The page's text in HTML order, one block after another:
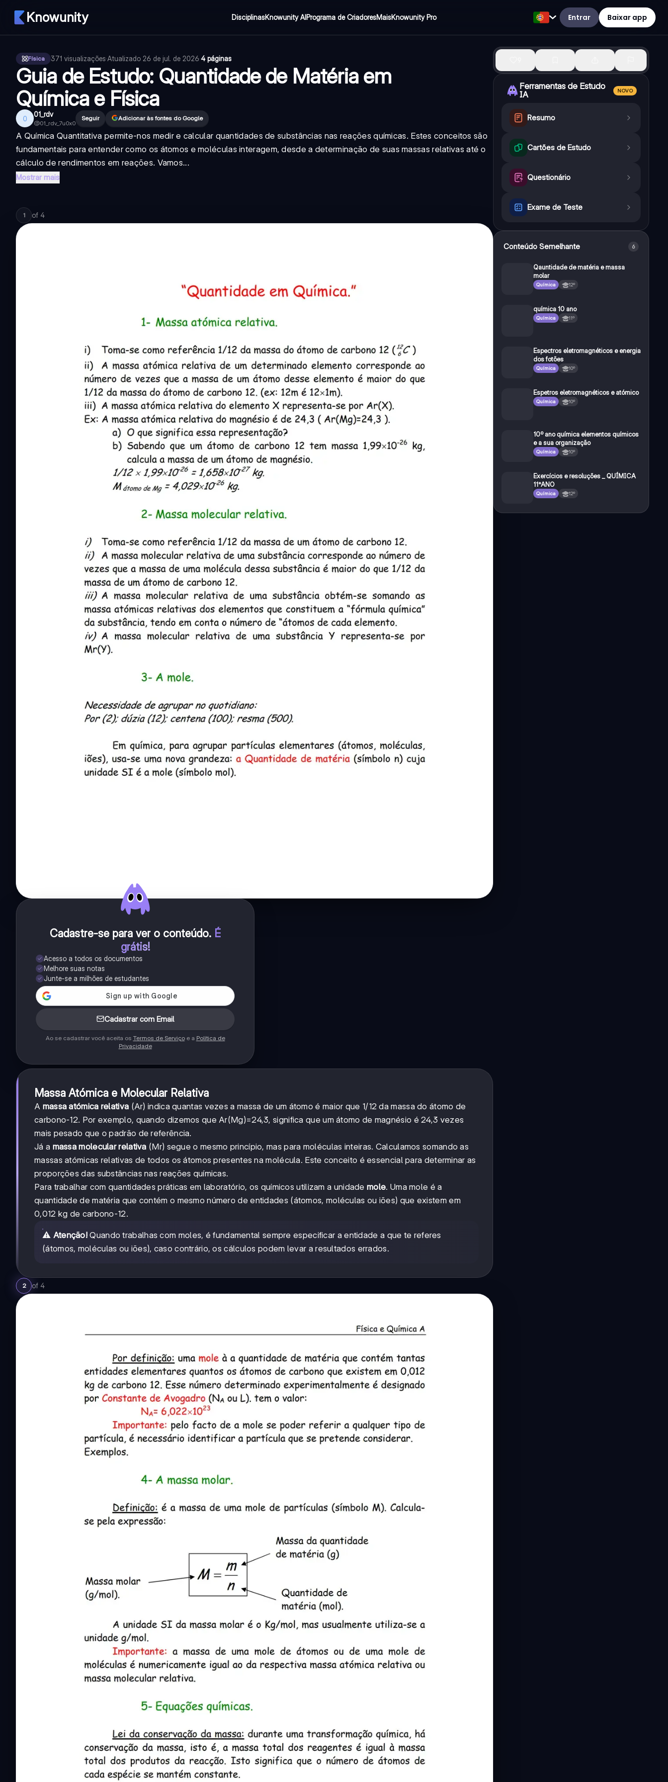
Knowunity DisciplinasKnowunity AIPrograma de CriadoresMaisKnowunity Pro Entrar Baixar app
Física 371 visualizações·Atualizado 26 de jul. de 2026·4 páginas
Guia de Estudo: Quantidade de Matéria em
Química e Física
0 01_rdv
@01_rdv_7u0x0
Seguir Adicionar às fontes do Google
A Química Quantitativa permite-nos medir e calcular quantidades de substâncias nas reações químicas. Estes conceitos são
fundamentais para entender como os átomos e moléculas interagem, desde a determinação de suas massas relativas até o
cálculo de rendimentos em reações. Vamos...
Mostrar mais
1 of 4
Cadastre-se para ver o conteúdo. É
grátis!
Acesso a todos os documentos
Melhore suas notas
Junte-se a milhões de estudantes
Cadastrar com Email
Ao se cadastrar você aceita os Termos de Serviçoe a Política de
Privacidade
Massa Atómica e Molecular Relativa
A massa atómica relativa (Ar) indica quantas vezes a massa de um átomo é maior que 1/12 da massa do átomo de
carbono-12. Por exemplo, quando dizemos que Ar(Mg)=24,3, significa que um átomo de magnésio é 24,3 vezes
mais pesado que o padrão de referência.
Já a massa molecular relativa (Mr) segue o mesmo princípio, mas para moléculas inteiras. Calculamos somando as
massas atómicas relativas de todos os átomos presentes na molécula. Este conceito é essencial para determinar as
proporções das substâncias nas reações químicas.
Para trabalhar com quantidades práticas em laboratório, os químicos utilizam a unidademole. Uma mole é a
quantidade de matéria que contém o mesmo número de entidades (átomos, moléculas ou iões) que existem em
0,012 kg de carbono-12.
⚠️ Atenção! Quando trabalhas com moles, é fundamental sempre especificar a entidade a que te referes
(átomos, moléculas ou iões), caso contrário, os cálculos podem levar a resultados errados.
2 of 4
Ferramentas de Estudo
IA
NOVO
Resumo
Cartões de Estudo
Questionário
Exame de Teste
Conteúdo Semelhante 6
Qauntidade de matéria e massa
molar
Química 12º
química 10 ano
Química 11º
Espectros eletromagnéticos e energia
dos fotões
Química 10º
Espetros eletromagnéticos e atómico
Química 10º
10º ano química elementos químicos
e a sua organização
Química 10º
Exercícios e resoluções _ QUÍMICA
11°ANO
Química 12º